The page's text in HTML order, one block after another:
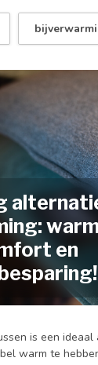
en
is een
warm te